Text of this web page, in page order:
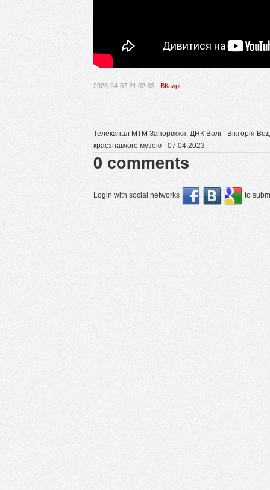
2023-04-07 21:02:03 · ВКадрі
Телеканал МТМ Запоріжжя: ДНК Волі - Вікторія
краєзнавчого музею - 07.04.2023
0 comments
Login with social networks to